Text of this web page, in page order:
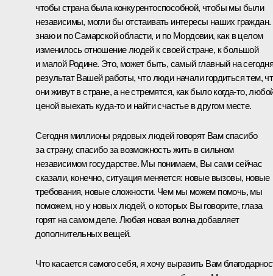
чтобы страна была конкурентоспособной, чтобы мы были
независимы, могли бы отстаивать интересы наших
знаю и по Самарской области, и по Мордовии, как в целом
изменилось отношение людей к своей стране, к большой
и малой Родине. Это, может быть, самый главный на
результат Вашей работы, что люди начали гордиться тем,
они живут в стране, а не стремятся, как было когда-то,
ценой выехать куда-то и найти счастье в другом месте.
Сегодня миллионы рядовых людей говорят Вам спасибо
за страну, спасибо за возможность жить в сильном
независимом государстве. Мы понимаем, Вы сами сейчас
сказали, конечно, ситуация меняется: новые вызовы, новые
требования, новые сложности. Чем мы можем помочь, мы
поможем, но у новых людей, о которых Вы говорите, глаза
горят на самом деле. Любая новая волна добавляет
дополнительных вещей.
Что касается самого себя, я хочу выразить Вам